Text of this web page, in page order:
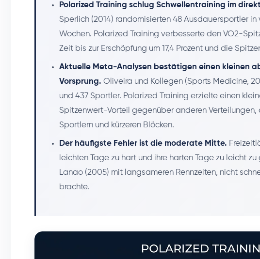
Polarized Training schlug Schwellentraining im
Sperlich (2014) randomisierten 48 Ausdauersportler in
Wochen. Polarized Training verbesserte den VO2-
Zeit bis zur Erschöpfung um 17,4 Prozent und die
Aktuelle Meta-Analysen bestätigen einen kleinen
Vorsprung. Oliveira und Kollegen (Sports Medicine,
und 437 Sportler. Polarized Training erzielte einen
Spitzenwert-Vorteil gegenüber anderen
Sportlern und kürzeren Blöcken.
Der häufigste Fehler ist die moderate Mitte.
leichten Tage zu hart und ihre harten Tage zu leicht
Lanao (2005) mit langsameren Rennzeiten, nicht
brachte.